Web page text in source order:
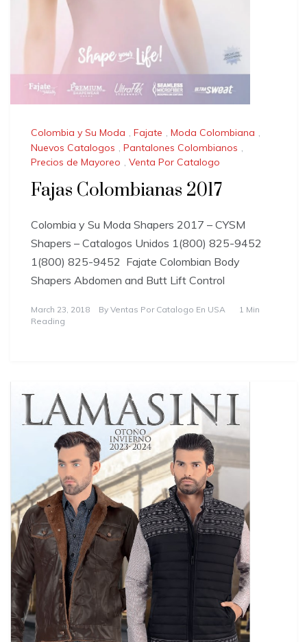
Colombia y Su Moda , Fajate , Moda Colombiana ,
Nuevos Catalogos , Pantalones Colombianos ,
Precios de Mayoreo , Venta Por Catalogo
Fajas Colombianas 2017
Colombia y Su Moda Shapers 2017 – CYSM
Shapers – Catalogos Unidos 1(800) 825-9452
1(800) 825-9452 Fajate Colombian Body
Shapers Abdomen and Butt Lift Control
March 23, 2018 By Ventas Por Catalogo En USA
1 Min
Reading